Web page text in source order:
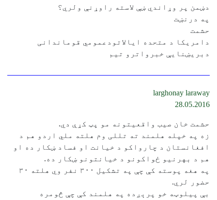
دښمن پر وړاندي ښې لاسته راوړنې ولري؟
په درنښت
حشمت
دامریکا د متحده ایالاتودعمومي قوماندانی
دبریښنایې خبرواترو تیم
larghonay laraway
28.05.2016
حشمت خان صيب واقعيتونه مو پټ کړې دي.
زه په خپله هلمند ته تللی وم هلته ملي اردو هم د
افغانستان د چارواکو د خيانت او فساد ښکار ده او
هم د بهرنيو ځواکونو د خيانتونو ښکار ده.
په هغه پوسته کې چې په تشکيل ۳۰۰ نفر وي هلته ۳۰
حضور لري.
بې پيلوټه خو پرېږده په هلمند کې چې څومره